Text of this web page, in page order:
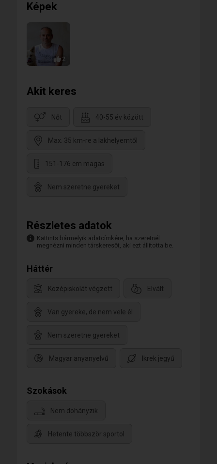
Képek
2
Akit keres
Nőt 40-55 év között
Max. 35 km-re a lakhelyemtől
151-176 cm magas
Nem szeretne gyereket
Részletes adatok
Kattints bármelyik adatcímkére, ha szeretnél
megnézni minden társkeresőt, aki ezt állította be.
Háttér
Középiskolát végzett Elvált
Van gyereke, de nem vele él
Nem szeretne gyereket
Magyar anyanyelvű Ikrek jegyű
Szokások
Nem dohányzik
Hetente többször sportol